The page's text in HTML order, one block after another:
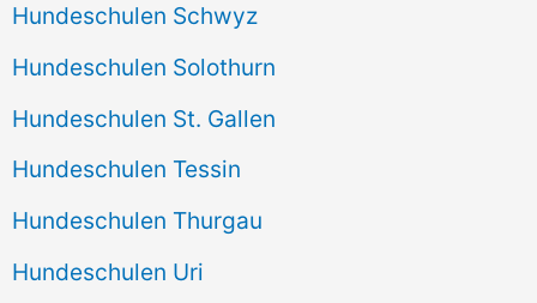
Hundeschulen Schwyz
Hundeschulen Solothurn
Hundeschulen St. Gallen
Hundeschulen Tessin
Hundeschulen Thurgau
Hundeschulen Uri